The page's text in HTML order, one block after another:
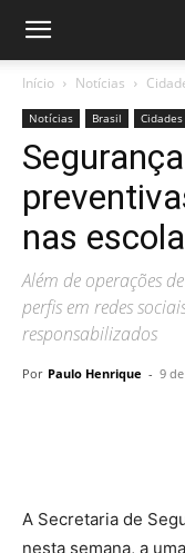
Início Notícias
Notícias Brasil Cidades
nas
Além de operações
perfis em redes
responsabilizados
Por Paulo Henrique - 9
A Secretaria de
nesta semana, a